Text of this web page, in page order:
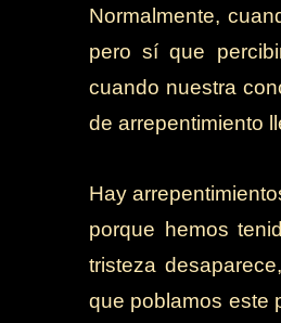
Normalmente,
pero sí que
cuando nuestra
de arrepentimiento
Hay
porque hemos
tristeza
que poblamos este